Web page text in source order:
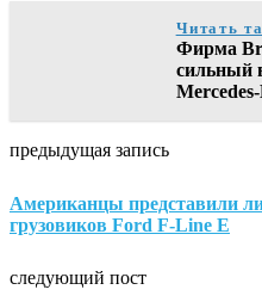
Читать
Фирма
сильный
предыдущая запись
Американцы представили
грузовиков Ford F-Line E
следующий пост